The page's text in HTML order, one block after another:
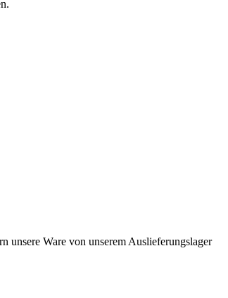
unsere Ware von unserem Auslieferungslager